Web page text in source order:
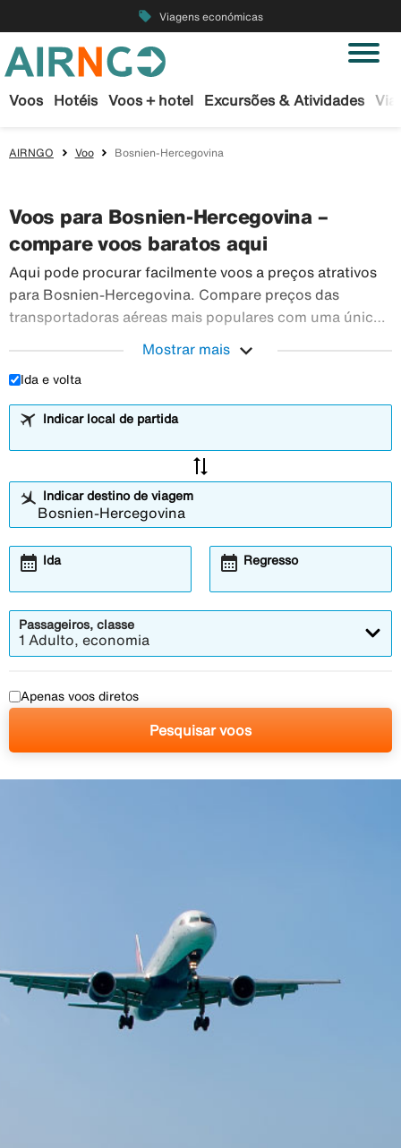
local_offer Viagens económicas
Voos Hotéis Voos + hotel Excursões & Atividades
AIRNGO Voo Bosnien-Hercegovina
Voos para Bosnien-Hercegovina –
compare voos baratos aqui
Aqui pode procurar facilmente voos a preços atrativos
para Bosnien-Hercegovina. Compare preços das
transportadoras aéreas mais populares com uma única
para todo o mundo.
Mostrar mais expand_more
Ida e volta
Indicar local de partida
sync_alt
Indicar destino de viagem
Ida
calendar_month Regresso
calendar_month
Passageiros, classe
1 Adulto, economia
Apenas voos diretos
Pesquisar voos